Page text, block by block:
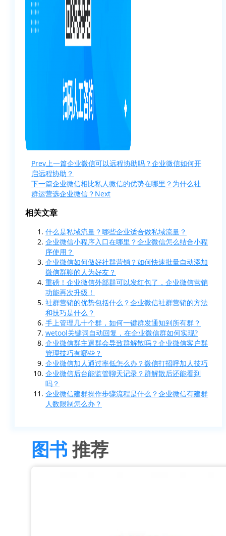
Prev上一篇企业微信可以远程协助吗？企业微信如何开
启远程协助？
下一篇企业微信相比私人微信的优势在哪里？为什么社
群运营选企业微信？ Next
相关文章
什么是私域流量？哪些企业适合做私域流量？
企业微信小程序入口在哪里？企业微信怎么结合小程
序使用？
企业微信如何做好社群营销？如何快速批量自动添加
微信群聊的人为好友？
重磅！企业微信外部群可以发红包了，企业微信营销
功能再次升级！
社群营销的优势包括什么？企业微信社群营销的方法
和技巧是什么？
手上管理几十个群，如何一键群发通知到所有群？
wetool关键词自动回复，在企业微信群如何实现?
企业微信群主退群会导致群解散吗？企业微信客户群
管理技巧有哪些？
企业微信加人通过率低怎么办？微信打招呼加人技巧
企业微信后台能监管聊天记录？群解散后还能看到
吗？
企业微信建群操作步骤流程是什么？企业微信有建群
人数限制怎么办？
图书推荐